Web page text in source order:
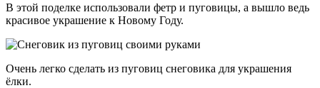
В этой поделке использовали фетр и пуговицы, а вышло ведь
красивое украшение к Новому Году.
Очень легко сделать из пуговиц снеговика для украшения
ёлки.